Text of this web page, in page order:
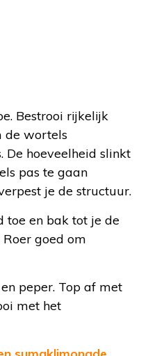
Bestrooi rijkelijk
de wortels
hoeveelheid slinkt
pas te gaan
je de structuur.
toe en bak tot je de
goed om
peper. Top af met
met het